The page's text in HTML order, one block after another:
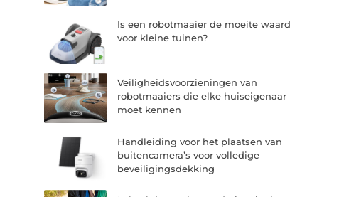
Is een robotmaaier de moeite waard
voor kleine tuinen?
Veiligheidsvoorzieningen van
robotmaaiers die elke huiseigenaar
moet kennen
Handleiding voor het plaatsen van
buitencamera’s voor volledige
beveiligingsdekking